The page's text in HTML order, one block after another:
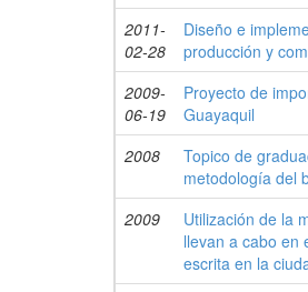
2011-
02-28
Diseño e
producción y
2009-
06-19
Proyecto de
Guayaquil
2008
Topico de
metodología del
2009
Utilización de la
llevan a cabo en
escrita en la